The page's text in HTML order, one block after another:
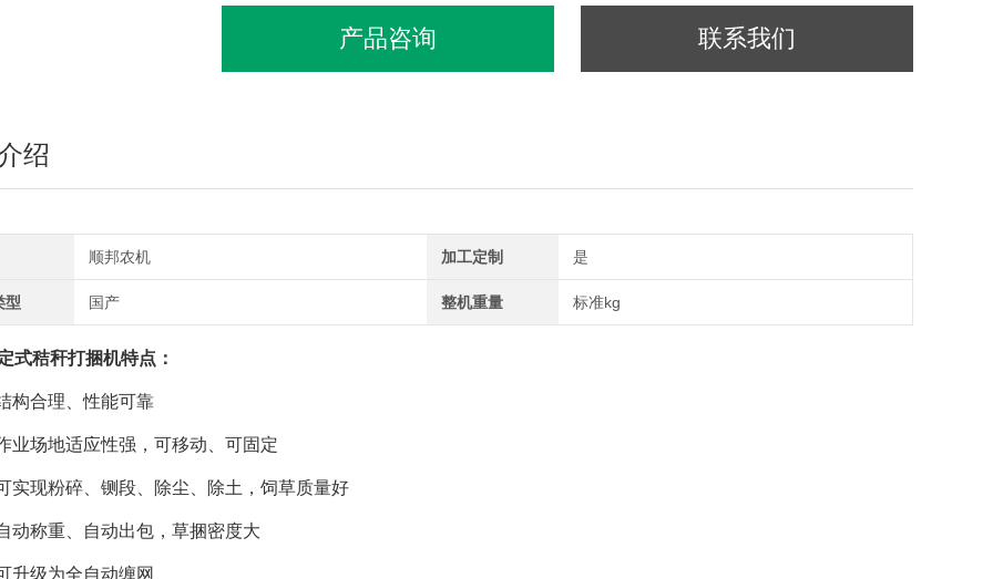
产品咨询 联系我们
绍
顺邦农机 加工定制 是
型 国产 整机重量 标准kg
式秸秆打捆机特点：
合理、性能可靠
场地适应性强，可移动、可固定
现粉碎、铡段、除尘、除土，饲草质量好
称重、自动出包，草捆密度大
级为全自动缠网